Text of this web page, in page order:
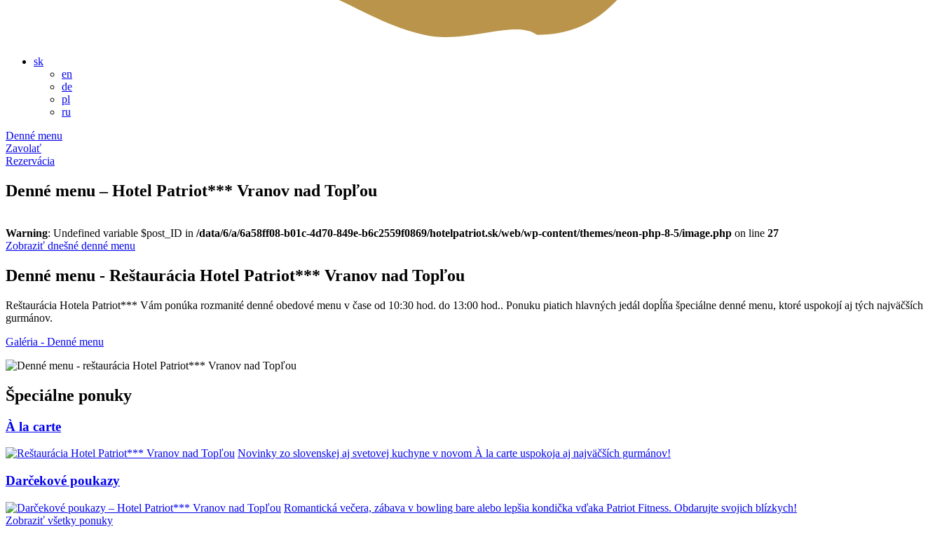
sk
en
de
pl
ru
Denné menu
Zavolať
Rezervácia
Denné menu – Hotel Patriot*** Vranov nad Topľou
Warning: Undefined variable $post_ID in /data/6/a/6a58ff08-b01c-4d70-849e-b6c2559f0869/hotelpatriot.sk/web/wp-content/themes/neon-php-8-5/image.php on line 27
Zobraziť dnešné denné menu
Denné menu - Reštaurácia Hotel Patriot*** Vranov nad Topľou
Reštaurácia Hotela Patriot*** Vám ponúka rozmanité denné obedové menu v čase od 10:30 hod. do 13:00 hod.. Ponuku piatich hlavných jedál dopĺňa špeciálne denné menu, ktoré uspokojí aj tých najväčších
gurmánov.
Galéria - Denné menu
Špeciálne ponuky
À la carte
Novinky zo slovenskej aj svetovej kuchyne v novom À la carte uspokoja aj najväčších gurmánov!
Darčekové poukazy
Romantická večera, zábava v bowling bare alebo lepšia kondička vďaka Patriot Fitness. Obdarujte svojich blízkych!
Zobraziť všetky ponuky